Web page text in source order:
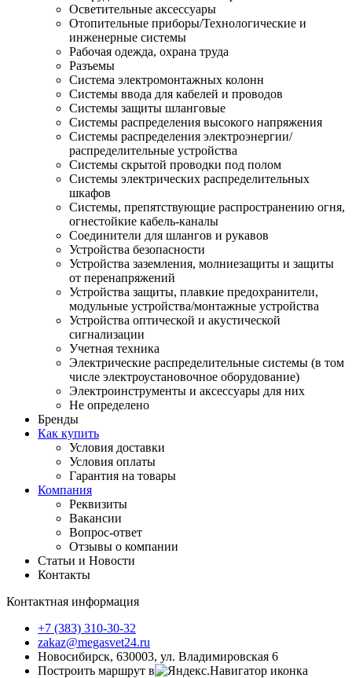
Осветительные аксессуары
Отопительные приборы/Технологические и
инженерные системы
Рабочая одежда, охрана труда
Разъемы
Система электромонтажных колонн
Системы ввода для кабелей и проводов
Системы защиты шланговые
Системы распределения высокого напряжения
Системы распределения электроэнергии/
распределительные устройства
Системы скрытой проводки под полом
Системы электрических распределительных
шкафов
Системы, препятствующие распространению огня,
огнестойкие кабель-каналы
Соединители для шлангов и рукавов
Устройства безопасности
Устройства заземления, молниезащиты и защиты
от перенапряжений
Устройства защиты, плавкие предохранители,
модульные устройства/монтажные устройства
Устройства оптической и акустической
сигнализации
Учетная техника
Электрические распределительные системы (в том
числе электроустановочное оборудование)
Электроинструменты и аксессуары для них
Не определено
Бренды
Как купить
Условия доставки
Условия оплаты
Гарантия на товары
Компания
Реквизиты
Вакансии
Вопрос-ответ
Отзывы о компании
Статьи и Новости
Контакты
Контактная информация
+7 (383) 310-30-32
zakaz@megasvet24.ru
Новосибирск, 630003, ул. Владимировская 6
Построить маршрут в